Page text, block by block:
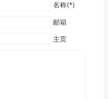
名称(*)
邮箱
主页